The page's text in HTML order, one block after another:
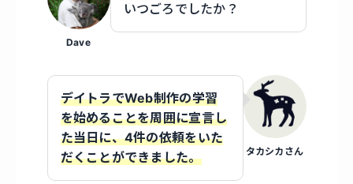
Dave
いつごろでしたか？
タカシカさん
デイトラでWeb制作の学習
を始めることを周囲に宣言し
た当日に、4件の依頼をいた
だくことができました。